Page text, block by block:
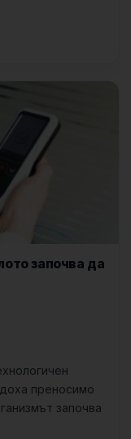
започва да
преносимо
започва